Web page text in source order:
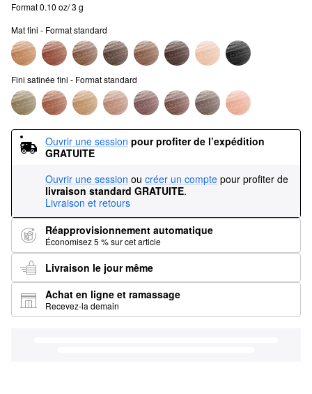
Format 0.10 oz/ 3 g
Mat fini - Format standard
Fini satinée fini - Format standard
Ouvrir une session pour profiter de l’expédition
GRATUITE
Ouvrir une session ou créer un compte pour profiter de
livraison standard GRATUITE.
Livraison et retours
Réapprovisionnement automatique
Économisez 5 % sur cet article
Livraison le jour même
Achat en ligne et ramassage
Recevez-la demain